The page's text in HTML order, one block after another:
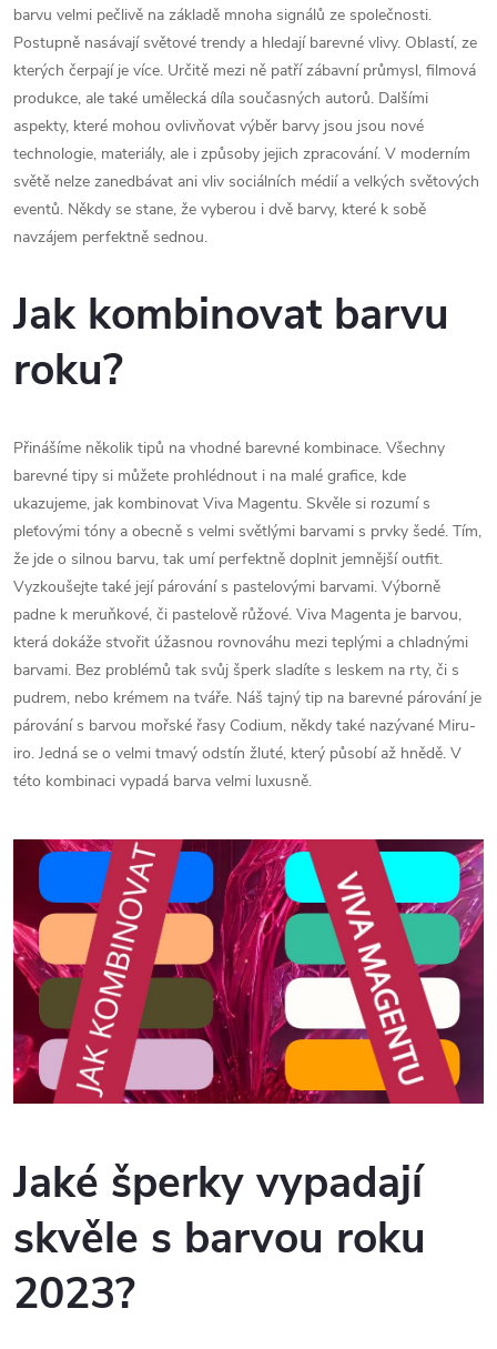
barvu velmi pečlivě na základě mnoha signálů ze společnosti.
Postupně nasávají světové trendy a hledají barevné vlivy. Oblastí, ze
kterých čerpají je více. Určitě mezi ně patří zábavní průmysl, filmová
produkce, ale také umělecká díla současných autorů. Dalšími
aspekty, které mohou ovlivňovat výběr barvy jsou jsou nové
technologie, materiály, ale i způsoby jejich zpracování. V moderním
světě nelze zanedbávat ani vliv sociálních médií a velkých světových
eventů. Někdy se stane, že vyberou i dvě barvy, které k sobě
navzájem perfektně sednou.
Jak kombinovat barvu
roku?
Přinášíme několik tipů na vhodné barevné kombinace. Všechny
barevné tipy si můžete prohlédnout i na malé grafice, kde
ukazujeme, jak kombinovat Viva Magentu. Skvěle si rozumí s
pleťovými tóny a obecně s velmi světlými barvami s prvky šedé. Tím,
že jde o silnou barvu, tak umí perfektně doplnit jemnější outfit.
Vyzkoušejte také její párování s pastelovými barvami. Výborně
padne k meruňkové, či pastelově růžové. Viva Magenta je barvou,
která dokáže stvořit úžasnou rovnováhu mezi teplými a chladnými
barvami. Bez problémů tak svůj šperk sladíte s leskem na rty, či s
pudrem, nebo krémem na tváře. Náš tajný tip na barevné párování je
párování s barvou mořské řasy Codium, někdy také nazývané Miru-
iro. Jedná se o velmi tmavý odstín žluté, který působí až hnědě. V
této kombinaci vypadá barva velmi luxusně.
Jaké šperky vypadají
skvěle s barvou roku
2023?